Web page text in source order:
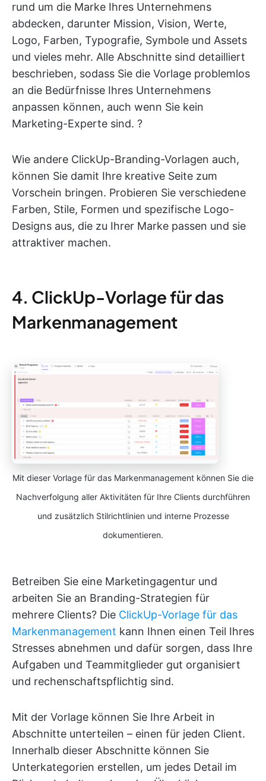
rund um die Marke Ihres Unternehmens
abdecken, darunter Mission, Vision, Werte,
Logo, Farben, Typografie, Symbole und Assets
und vieles mehr. Alle Abschnitte sind detailliert
beschrieben, sodass Sie die Vorlage problemlos
an die Bedürfnisse Ihres Unternehmens
anpassen können, auch wenn Sie kein
Marketing-Experte sind. ?
Wie andere ClickUp-Branding-Vorlagen auch,
können Sie damit Ihre kreative Seite zum
Vorschein bringen. Probieren Sie verschiedene
Farben, Stile, Formen und spezifische Logo-
Designs aus, die zu Ihrer Marke passen und sie
attraktiver machen.
4. ClickUp-Vorlage für das
Markenmanagement
Mit dieser Vorlage für das Markenmanagement können Sie die
Nachverfolgung aller Aktivitäten für Ihre Clients durchführen
und zusätzlich Stilrichtlinien und interne Prozesse
dokumentieren.
Betreiben Sie eine Marketingagentur und
arbeiten Sie an Branding-Strategien für
mehrere Clients? Die ClickUp-Vorlage für das
Markenmanagement kann Ihnen einen Teil Ihres
Stresses abnehmen und dafür sorgen, dass Ihre
Aufgaben und Teammitglieder gut organisiert
und rechenschaftspflichtig sind.
Mit der Vorlage können Sie Ihre Arbeit in
Abschnitte unterteilen – einen für jeden Client.
Innerhalb dieser Abschnitte können Sie
Unterkategorien erstellen, um jedes Detail im